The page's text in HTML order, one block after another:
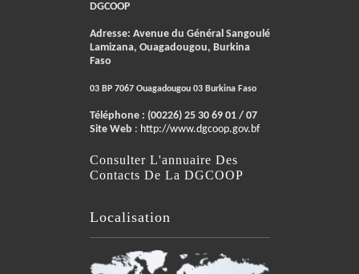
DGCOOP
Adresse: Avenue du Général Sangoulé
Lamizana, Ouagadougou, Burkina
Faso
03 BP 7067 Ouagadougou 03 Burkina Faso
Téléphone : (00226) 25 30 69 01 / 07
Site Web : http://www.dgcoop.gov.bf
Consulter L'annuaire Des
Contacts De La DGCOOP
Localisation